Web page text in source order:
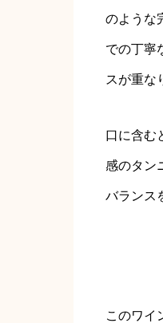
のような
での丁寧
スが重な
口に含む
感のタン
バランス
このワイ